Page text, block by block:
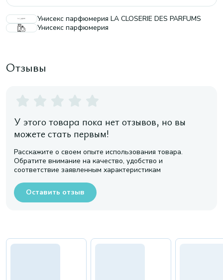
Унисекс парфюмерия LA CLOSERIE DES PARFUMS
Унисекс парфюмерия
Отзывы
У этого товара пока нет отзывов, но вы
можете стать первым!
Расскажите о своем опыте использования товара.
Обратите внимание на качество, удобство и
соответствие заявленным характеристикам
Оставить отзыв